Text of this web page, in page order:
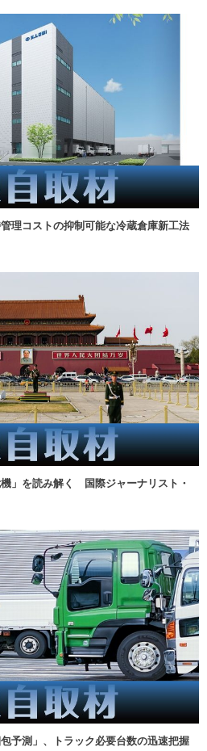
理コストの抑制可能な冷蔵倉庫新工法
機」を読み解く 国際ジャーナリスト・
予測」、トラック必要台数の迅速把握